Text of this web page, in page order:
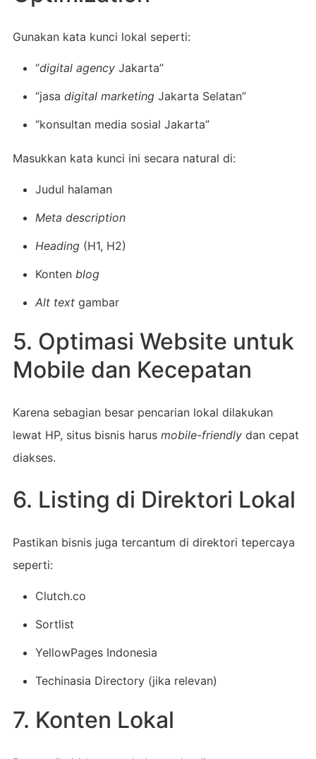
Gunakan kata kunci lokal seperti:
“digital agencyJakarta”
“jasa digital marketingJakarta Selatan”
“konsultan media sosial Jakarta”
Masukkan kata kunci ini secara natural di:
Judul halaman
Meta description
Heading(H1, H2)
Konten blog
Alt textgambar
5. Optimasi Website untuk
Mobile dan Kecepatan
Karena sebagian besar pencarian lokal dilakukan
lewat HP, situs bisnis harus mobile-friendly dan cepat
diakses.
6. Listing di Direktori Lokal
Pastikan bisnis juga tercantum di direktori tepercaya
seperti:
Clutch.co
Sortlist
YellowPages Indonesia
Techinasia Directory (jika relevan)
7. Konten Lokal